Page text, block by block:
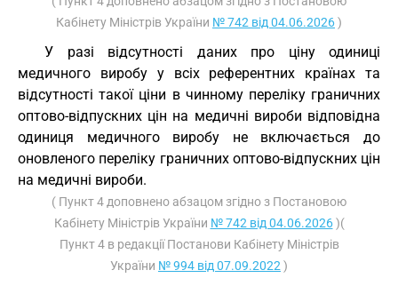
Кабінету Міністрів України № 742 від 04.06.2026)
У разі відсутності даних про ціну одиниці
медичного виробу у всіх референтних країнах та
відсутності такої ціни в чинному переліку граничних
оптово-відпускних цін на медичні вироби відповідна
одиниця медичного виробу не включається до
оновленого переліку граничних оптово-відпускних цін
на медичні вироби.
( Пункт 4 доповнено абзацом згідно з Постановою
Кабінету Міністрів України № 742 від 04.06.2026)(
Пункт 4 в редакції Постанови Кабінету Міністрів
України № 994 від 07.09.2022 )